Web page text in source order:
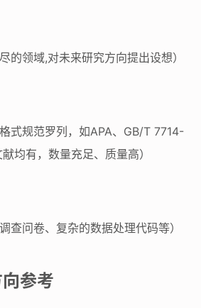
的领域,对未来研究方向提出设想）
格式规范罗列，如APA、GB/T 7714-
均有，数量充足、质量高）
查问卷、复杂的数据处理代码等）
参考